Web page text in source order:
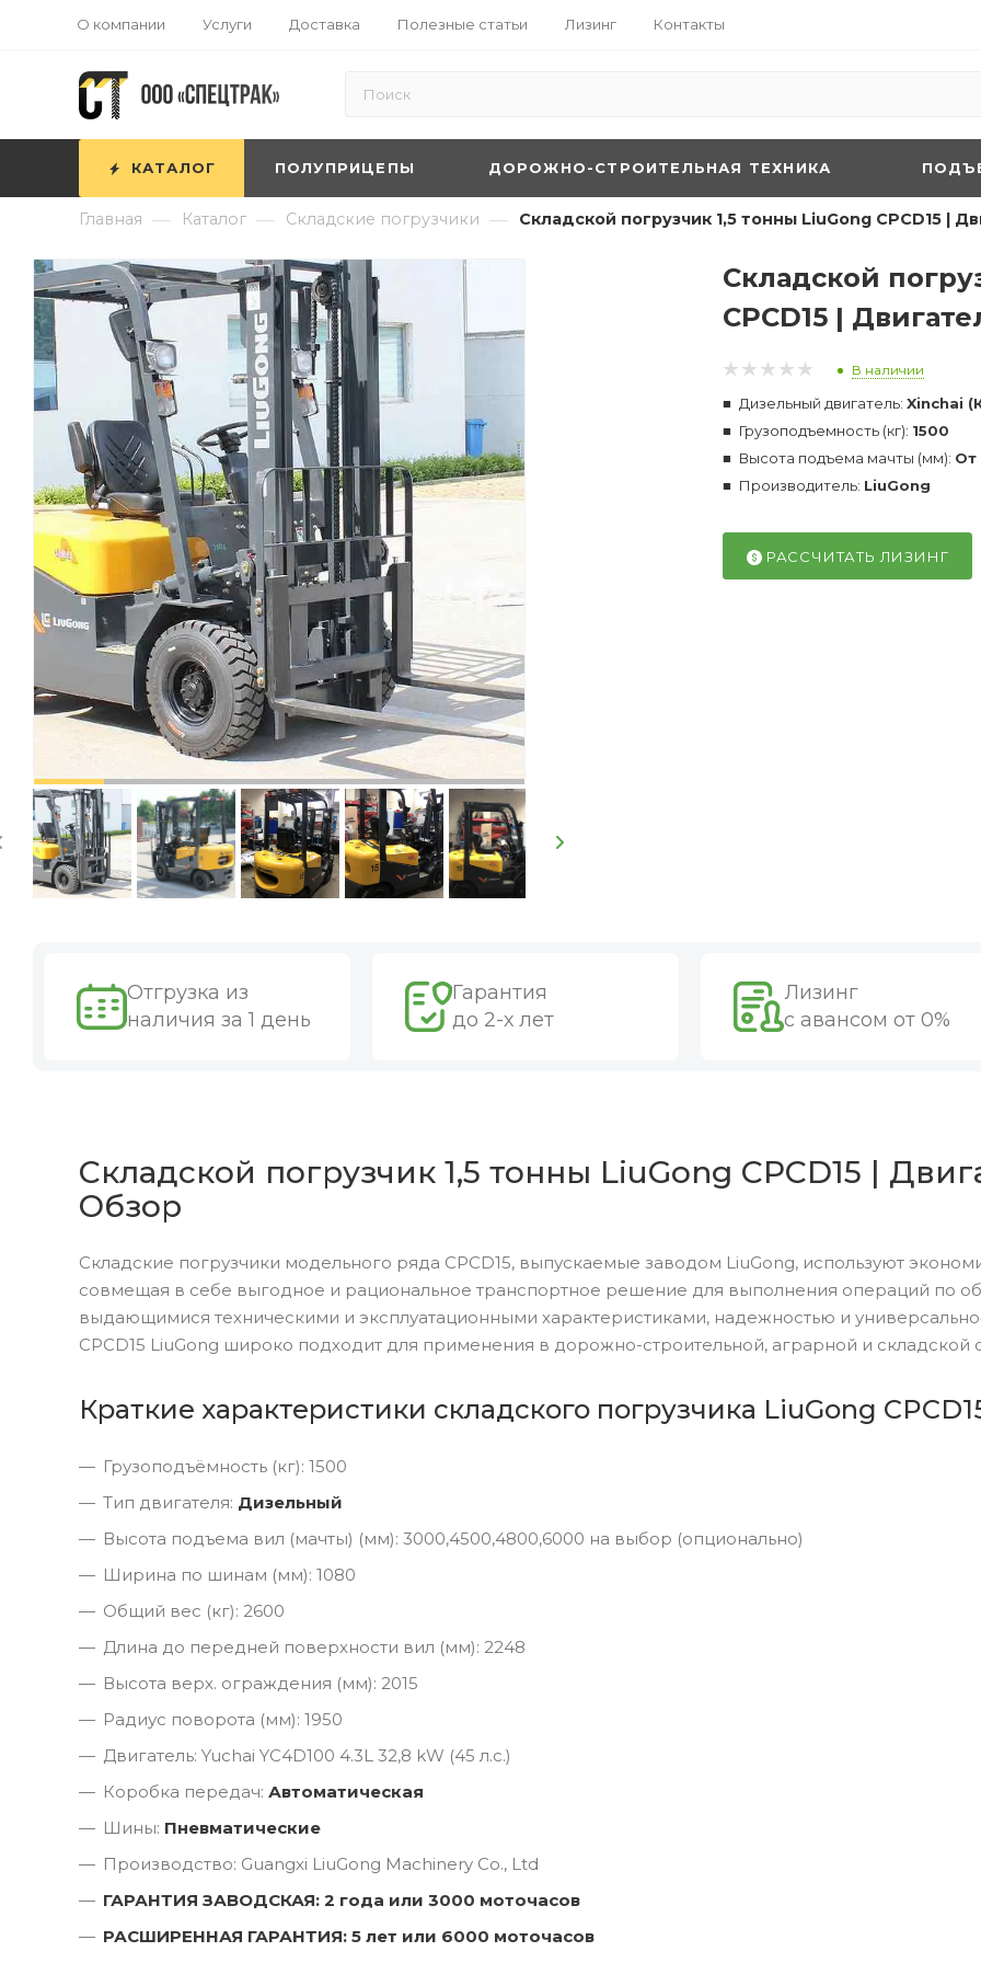
О компании Услуги Доставка Полезные статьи Лизинг Контакты
КАТАЛОГ ПОЛУПРИЦЕПЫ ДОРОЖНО-СТРОИТЕЛЬНАЯ ТЕХНИКА
Главная — Каталог — Складские погрузчики — Складской погрузчик 1,5 тонны LiuGong CPCD15 |
Складской
CPCD15 |
В наличии
Дизельный двигатель: Xinchai
Грузоподъемность (кг): 1500
Высота подъема мачты (мм): От
Производитель: LiuGong
РАССЧИТАТЬ ЛИЗИНГ
Отгрузка из
наличия за 1 день
Гарантия
до 2-х лет
Лизинг
с авансом от 0%
Складской погрузчик 1,5 тонны LiuGong CPCD15 |
Обзор
Складские погрузчики модельного ряда CPCD15, выпускаемые заводом LiuGong, используют
совмещая в себе выгодное и рациональное транспортное решение для выполнения операций по
выдающимися техническими и эксплуатационными характеристиками, надежностью и
CPCD15 LiuGong широко подходит для применения в дорожно-строительной, аграрной и складской
Краткие характеристики складского погрузчика LiuGong
Грузоподъёмность (кг): 1500
Тип двигателя: Дизельный
Высота подъема вил (мачты) (мм): 3000,4500,4800,6000 на выбор (опционально)
Ширина по шинам (мм): 1080
Общий вес (кг): 2600
Длина до передней поверхности вил (мм): 2248
Высота верх. ограждения (мм): 2015
Радиус поворота (мм): 1950
Двигатель: Yuchai YC4D100 4.3L 32,8 kW (45 л.с.)
Коробка передач: Автоматическая
Шины: Пневматические
Производство: Guangxi LiuGong Machinery Co., Ltd
ГАРАНТИЯ ЗАВОДСКАЯ: 2 года или 3000 моточасов
РАСШИРЕННАЯ ГАРАНТИЯ: 5 лет или 6000 моточасов